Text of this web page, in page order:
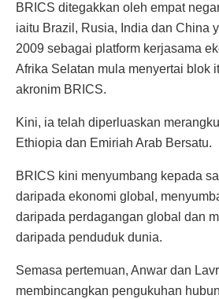
BRICS ditegakkan oleh empat
iaitu Brazil, Rusia, India dan China
2009 sebagai platform kerjasama
Afrika Selatan mula menyertai blok
akronim BRICS.
Kini, ia telah diperluaskan
Ethiopia dan Emiriah Arab Bersatu.
BRICS kini menyumbang kepada
daripada ekonomi global,
daripada perdagangan global dan
daripada penduduk dunia.
Semasa pertemuan, Anwar dan
membincangkan pengukuhan